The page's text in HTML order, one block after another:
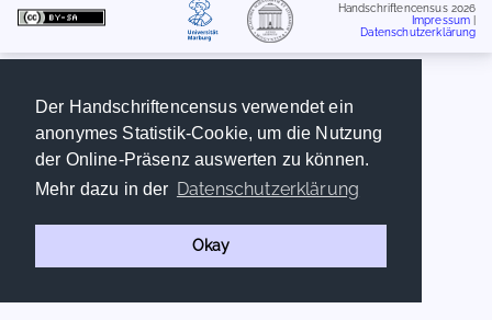
Der Handschriftencensus verwendet ein
anonymes Statistik-Cookie, um die Nutzung
der Online-Präsenz auswerten zu können.
Mehr dazu in der Datenschutzerklärung
Okay
Handschriftencensus 2026
Impressum
Datenschutzerklärung